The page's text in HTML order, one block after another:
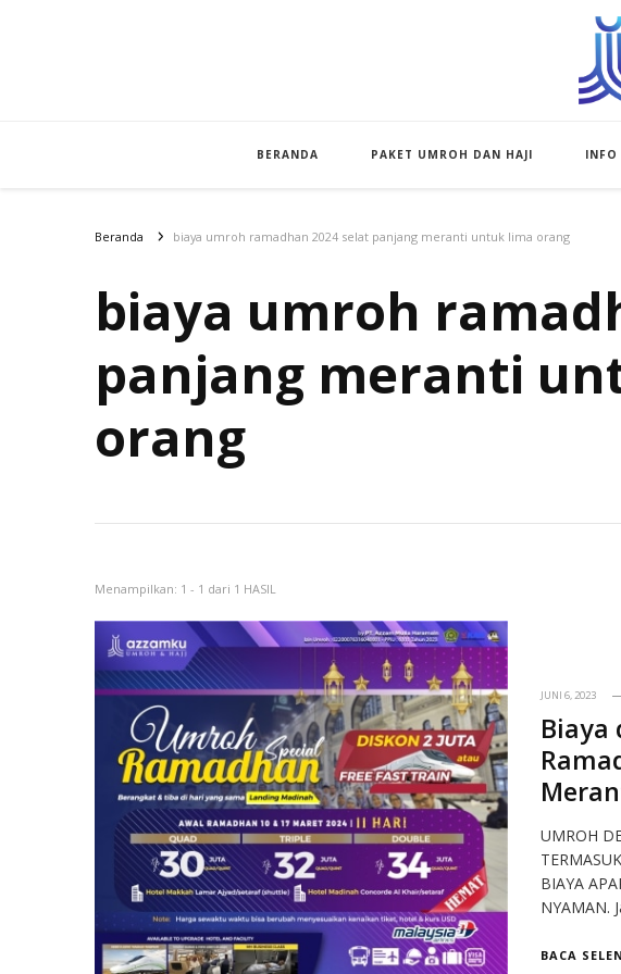
BERANDA PAKET UMROH DAN HAJI INFO
Beranda biaya umroh ramadhan 2024 selat panjang meranti untuk lima orang
biaya umroh
panjang meranti
orang
Menampilkan: 1 - 1 dari 1 HASIL
JUNI 6, 2023
Biaya
UMROH
BIAYA
NYAMAN.
BACA